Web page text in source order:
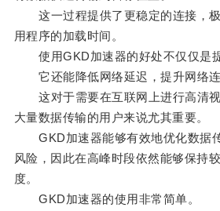
这一过程提供了更稳定的连接，极
用程序的加载时间。
使用GKD加速器的好处不仅仅是提
它还能降低网络延迟，提升网络连
这对于需要在互联网上进行高清视
大量数据传输的用户来说尤其重要。
GKD加速器能够有效地优化数据
风险，因此在高峰时段依然能够保持
度。
GKD加速器的使用非常简单。